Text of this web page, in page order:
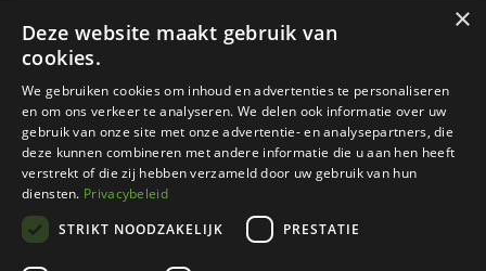
Klantenservice
Openingsuren
Informatie
Contact
×
Deze website maakt gebruik van
cookies.
We gebruiken cookies om inhoud en advertenties te personaliseren
en om ons verkeer te analyseren. We delen ook informatie over uw
gebruik van onze site met onze advertentie- en analysepartners, die
deze kunnen combineren met andere informatie die u aan hen heeft
verstrekt of die zij hebben verzameld door uw gebruik van hun
diensten. Privacybeleid
STRIKT NOODZAKELIJK
PRESTATIE